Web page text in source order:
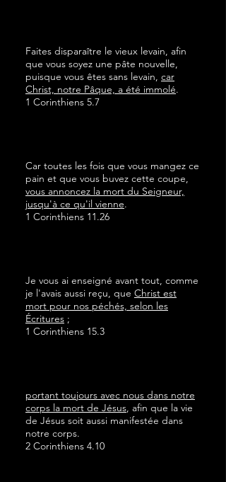
Faites disparaître le vieux levain, afin
que vous soyez une pâte nouvelle,
puisque vous êtes sans levain, car
Christ, notre Pâque, a été immolé.
1 Corinthiens 5.7
Car toutes les fois que vous mangez ce
pain et que vous buvez cette coupe,
vous annoncez la mort du Seigneur,
jusqu'à ce qu'il vienne.
1 Corinthiens 11.26
Je vous ai enseigné avant tout, comme
je l'avais aussi reçu, que Christ est
mort pour nos péchés, selon les
Écritures ;
1 Corinthiens 15.3
portant toujours avec nous dans notre
corps la mort de Jésus, afin que la vie
de Jésus soit aussi manifestée dans
notre corps.
2 Corinthiens 4.10